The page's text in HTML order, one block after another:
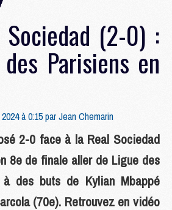
Sociedad (2-0) :
Parisiens en
à 0:15 parJean Chemarin
2-0 face à la Real Sociedad
8e de finale aller de Ligue des
à des buts de Kylian Mbappé
(70e). Retrouvez en vidéo